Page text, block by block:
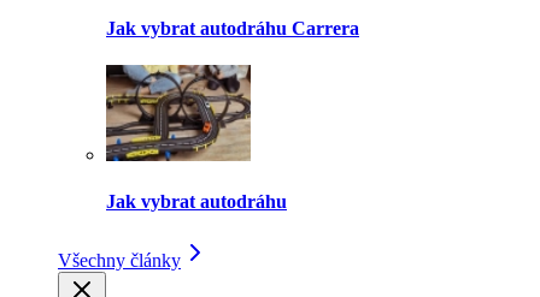
Jak vybrat autodráhu Carrera
Jak vybrat autodráhu
Všechny články